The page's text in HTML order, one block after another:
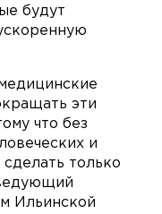
будут
эти
что без
и
только
Ильинской